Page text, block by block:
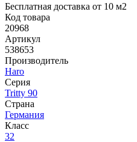
Бесплатная доставка от 10 м2
Код товара
20968
Артикул
538653
Производитель
Haro
Серия
Tritty 90
Страна
Германия
Класс
32